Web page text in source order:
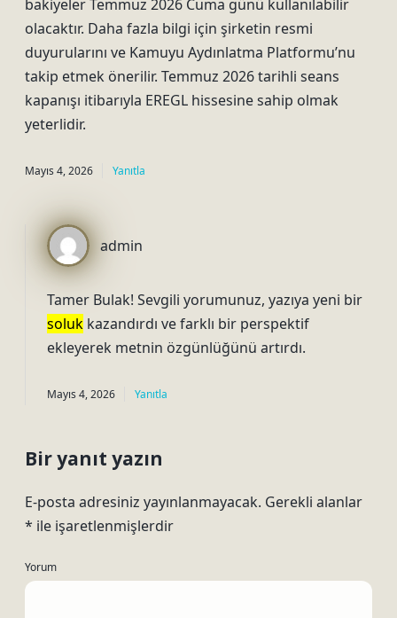
bakiyeler Temmuz 2026 Cuma günü kullanılabilir
olacaktır. Daha fazla bilgi için şirketin resmi
duyurularını ve Kamuyu Aydınlatma Platformu’nu
takip etmek önerilir. Temmuz 2026 tarihli seans
kapanışı itibarıyla EREGL hissesine sahip olmak
yeterlidir.
Mayıs 4, 2026 Yanıtla
admin
Tamer Bulak! Sevgili yorumunuz, yazıya yeni bir
soluk kazandırdı ve farklı bir perspektif
ekleyerek metnin özgünlüğünü artırdı.
Mayıs 4, 2026 Yanıtla
Bir yanıt yazın
E-posta adresiniz yayınlanmayacak. Gerekli alanlar
* ile işaretlenmişlerdir
Yorum